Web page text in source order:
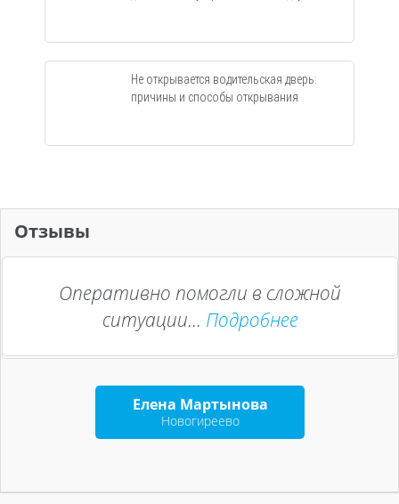
Не открывается водительская дверь:
причины и способы открывания
Отзывы
Оперативно помогли в сложной
ситуации... Подробнее
Елена Мартынова
Новогиреево